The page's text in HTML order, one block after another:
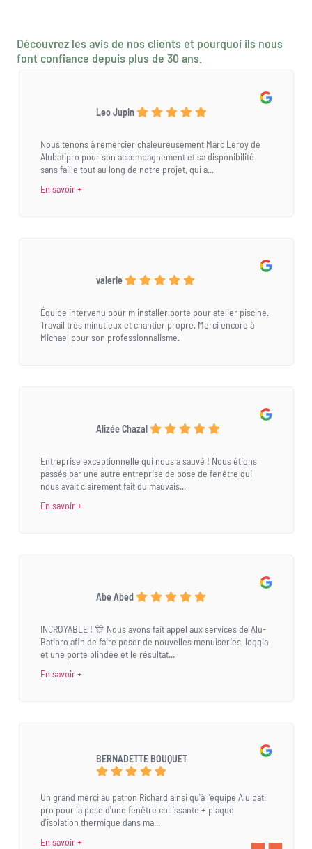
Découvrez les avis de nos clients et pourquoi ils nous
font confiance depuis plus de 30 ans.
Leo Jupin
Nous tenons à remercier chaleureusement Marc Leroy de
Alubatipro pour son accompagnement et sa disponibilité
sans faille tout au long de notre projet, qui a...
En savoir +
valerie
Équipe intervenu pour m installer porte pour atelier piscine.
Travail très minutieux et chantier propre. Merci encore à
Michael pour son professionnalisme.
Alizée Chazal
Entreprise exceptionnelle qui nous a sauvé ! Nous étions
passés par une autre entreprise de pose de fenêtre qui
nous avait clairement fait du mauvais...
En savoir +
Abe Abed
INCROYABLE ! 🎊 Nous avons fait appel aux services de Alu-
Batipro afin de faire poser de nouvelles menuiseries, loggia
et une porte blindée et le résultat...
En savoir +
BERNADETTE BOUQUET
Un grand merci au patron Richard ainsi qu'à l'équipe Alu bati
pro pour la pose d'une fenêtre coilissante + plaque
d'isolation thermique dans ma...
En savoir +